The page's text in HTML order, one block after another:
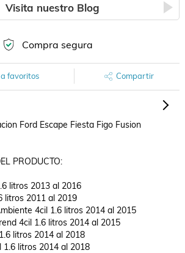
Visita nuestro Blog
Compra segura
favoritos Compartir
Ford Escape Fiesta Figo Fusion
PRODUCTO:
litros 2013 al 2016
litros 2011 al 2019
4cil 1.6 litros 2014 al 2015
4cil 1.6 litros 2014 al 2015
litros 2014 al 2018
1.6 litros 2014 al 2018